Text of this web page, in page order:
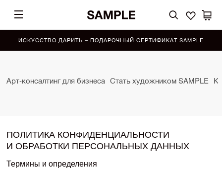
ИСКУССТВО ДАРИТЬ – ПОДАРОЧНЫЙ СЕРТИФИКАТ SAMPLE
ПОЛИТИКА КОНФИДЕНЦИАЛЬНОСТИ
И ОБРАБОТКИ ПЕРСОНАЛЬНЫХ ДАННЫХ
Термины и определения
Арт-консалтинг для бизнеса Стать художником SAMPLE